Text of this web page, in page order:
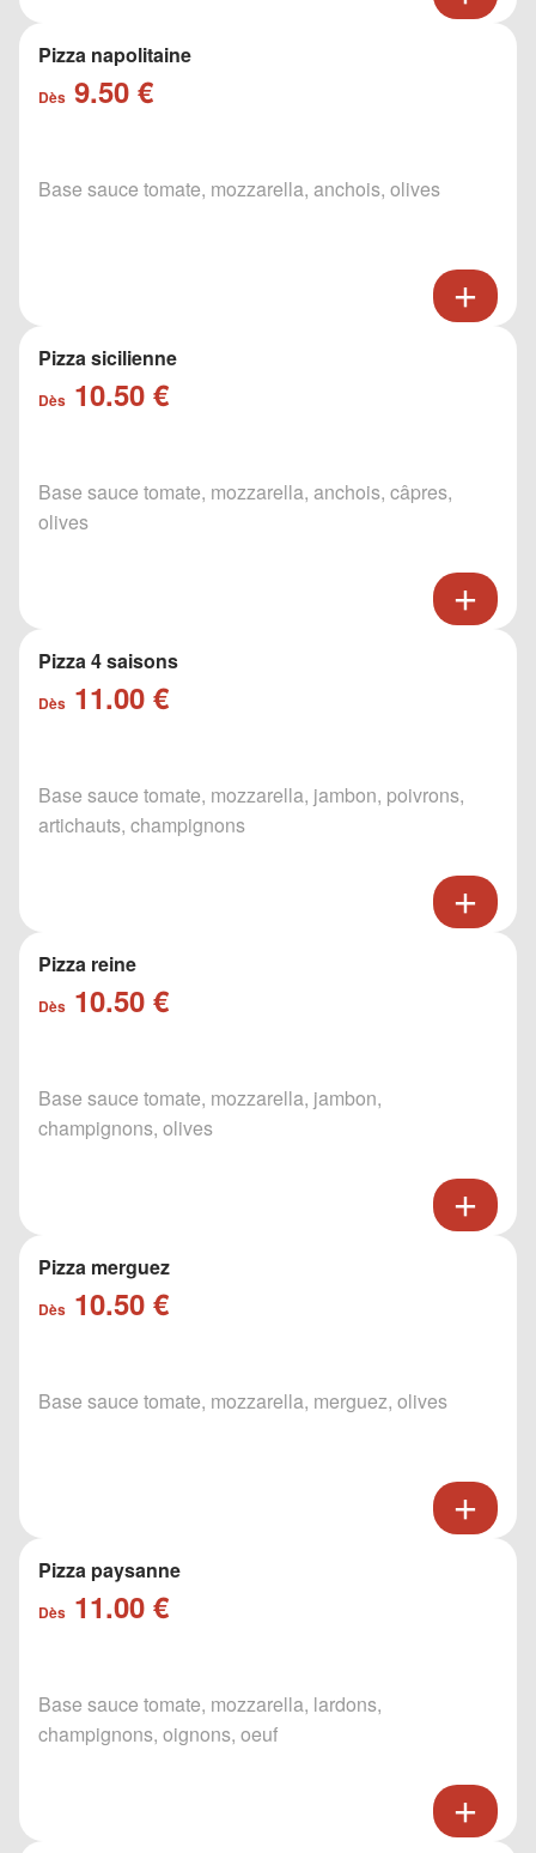
Pizza napolitaine
Dès 9.50 €
Base sauce tomate, mozzarella, anchois, olives
Pizza sicilienne
Dès 10.50 €
Base sauce tomate, mozzarella, anchois, câpres,
olives
Pizza 4 saisons
Dès 11.00 €
Base sauce tomate, mozzarella, jambon, poivrons,
artichauts, champignons
Pizza reine
Dès 10.50 €
Base sauce tomate, mozzarella, jambon,
champignons, olives
Pizza merguez
Dès 10.50 €
Base sauce tomate, mozzarella, merguez, olives
Pizza paysanne
Dès 11.00 €
Base sauce tomate, mozzarella, lardons,
champignons, oignons, oeuf